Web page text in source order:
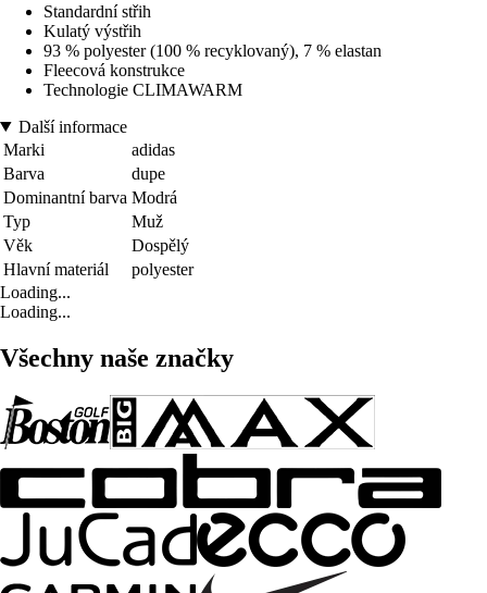
Standardní střih
Kulatý výstřih
93 % polyester (100 % recyklovaný), 7 % elastan
Fleecová konstrukce
Technologie CLIMAWARM
Další informace
Marki
adidas
Barva
dupe
Dominantní barva Modrá
Typ
Muž
Věk
Dospělý
Hlavní materiál
polyester
Loading...
Loading...
Všechny naše značky